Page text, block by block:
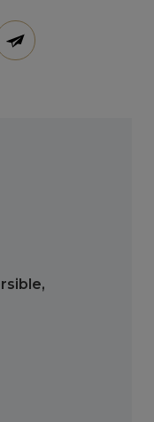
,